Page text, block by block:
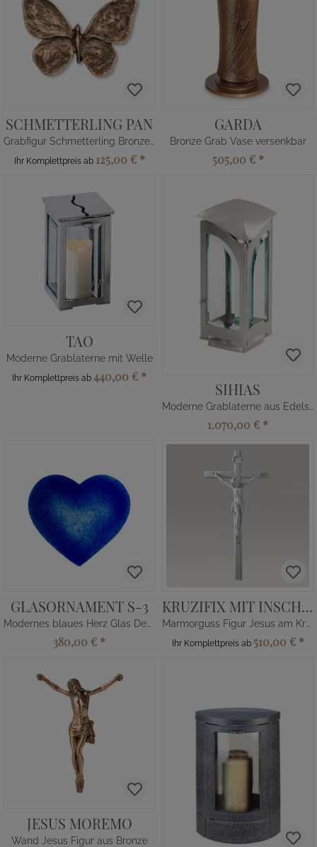
SCHMETTERLING PAN
Grabfigur Schmetterling Bronze/Alu
Ihr Komplettpreis ab 125,00 € *
GARDA
Bronze Grab Vase versenkbar
505,00 € *
TAO
Moderne Grablaterne mit Welle
Ihr Komplettpreis ab 440,00 € *
SIHIAS
Moderne Grablaterne aus Edelstahl
1.070,00 € *
GLASORNAMENT S-3
Modernes blaues Herz Glas Dekor für Grabstein
380,00 € *
KRUZIFIX MIT INSCHRIFT
Marmorguss Figur Jesus am Kreuz
Ihr Komplettpreis ab 510,00 € *
JESUS MOREMO
Wand Jesus Figur aus Bronze